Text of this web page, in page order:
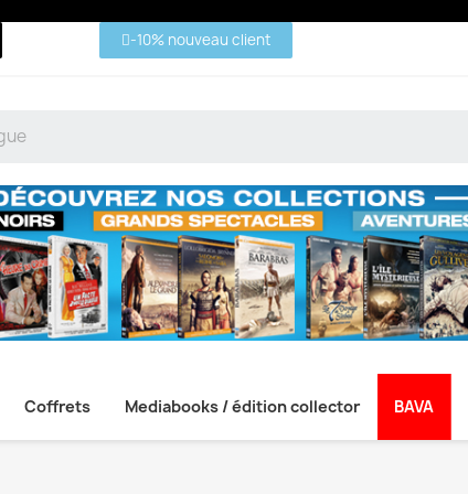
-10% nouveau client
Coffrets Mediabooks / édition collector BAVA